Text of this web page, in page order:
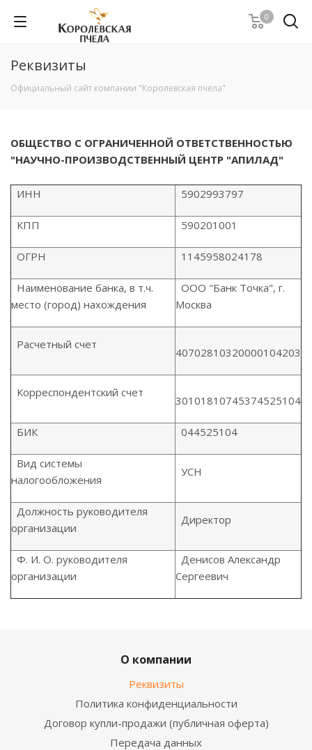
0
Реквизиты
Официальный сайт компании "Королевская пчела"
ОБЩЕСТВО С ОГРАНИЧЕННОЙ ОТВЕТСТВЕННОСТЬЮ
"НАУЧНО-ПРОИЗВОДСТВЕННЫЙ ЦЕНТР "АПИЛАД"
ИНН 5902993797
КПП 590201001
ОГРН 1145958024178
Наименование банка, в т.ч.
место (город) нахождения
ООО "Банк Точка", г.
Москва
Расчетный счет
40702810320000104203
Корреспондентский счет
30101810745374525104
БИК 044525104
Вид системы
налогообложения
УСН
Должность руководителя
организации
Директор
Ф. И. О. руководителя
организации
Денисов Александр
Сергеевич
О компании
Реквизиты
Политика конфиденциальности
Договор купли-продажи (публичная оферта)
Передача данных